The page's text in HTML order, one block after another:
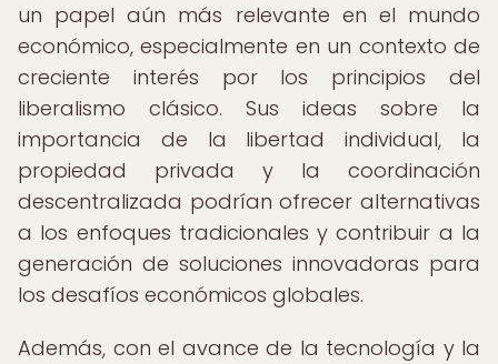
un papel aún más relevante en el mundo
económico, especialmente en un contexto de
creciente interés por los principios del
liberalismo clásico. Sus ideas sobre la
importancia de la libertad individual, la
propiedad privada y la coordinación
descentralizada podrían ofrecer alternativas
a los enfoques tradicionales y contribuir a la
generación de soluciones innovadoras para
los desafíos económicos globales.
Además, con el avance de la tecnología y la